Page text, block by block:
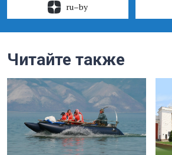
ru–by
Читайте также